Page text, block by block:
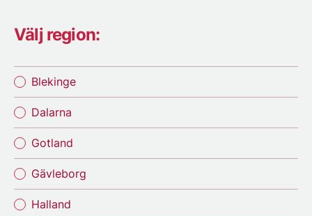
Välj region:
Blekinge
Dalarna
Gotland
Gävleborg
Halland